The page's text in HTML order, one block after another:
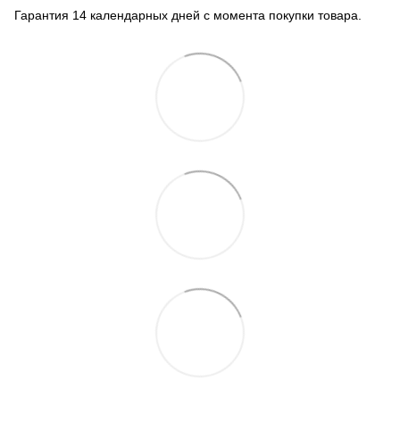
Гарантия 14 календарных дней с момента покупки товара.